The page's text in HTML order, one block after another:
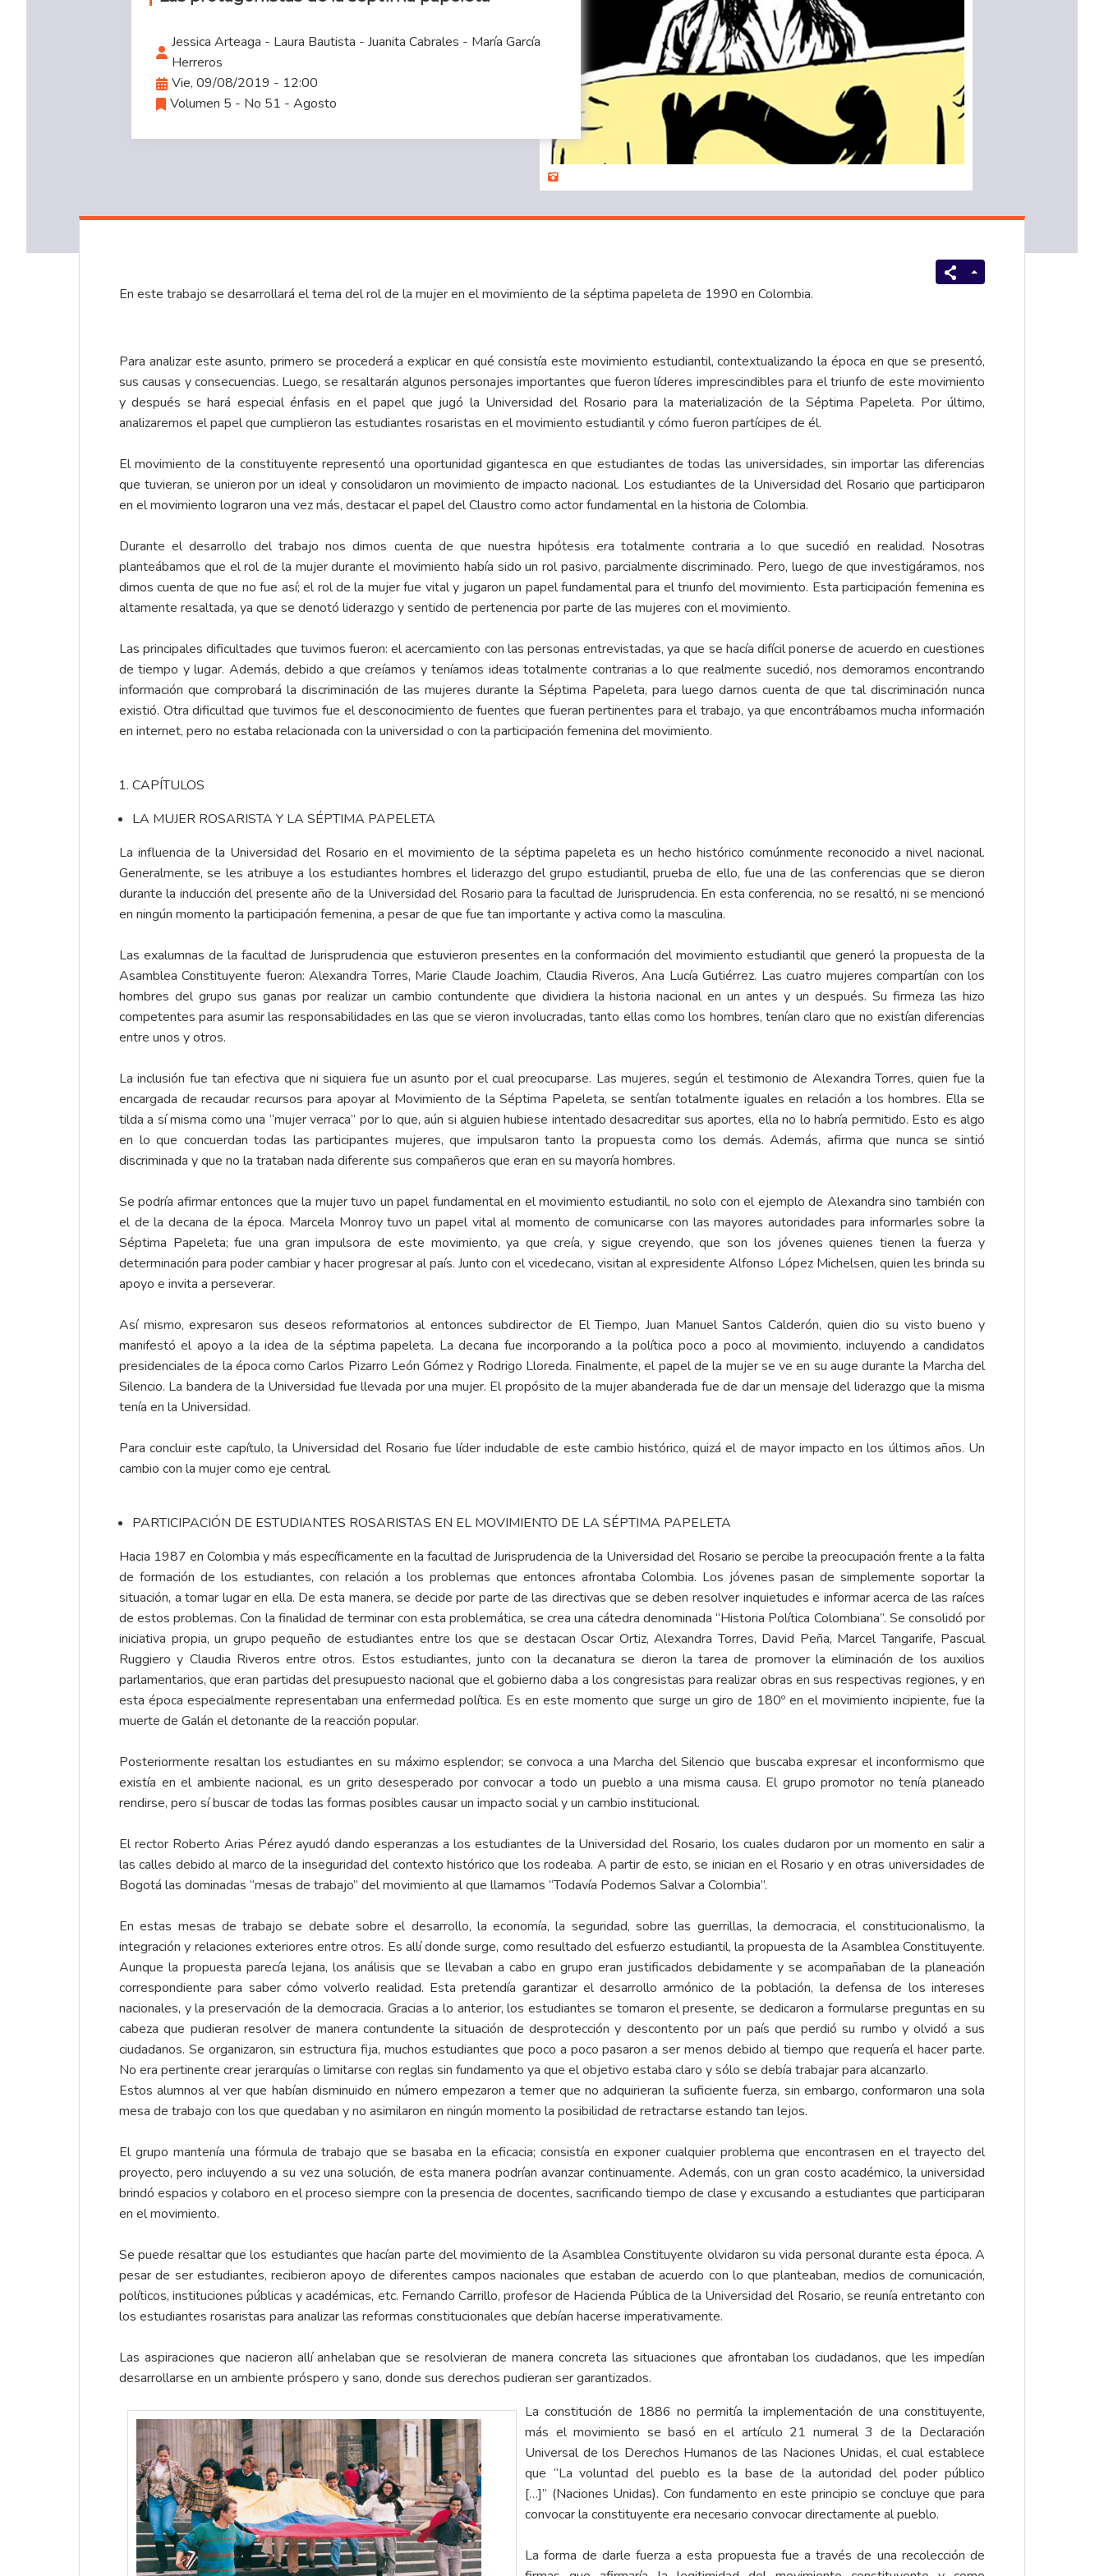
Jessica Arteaga - Laura Bautista - Juanita Cabrales - María García
Herreros
Vie, 09/08/2019 - 12:00
Volumen 5 - No 51 - Agosto
En este trabajo se desarrollará el tema del rol de la mujer en el movimiento de la séptima papeleta de 1990 en Colombia.
Para analizar este asunto, primero se procederá a explicar en qué consistía este movimiento estudiantil, contextualizando la época en que se presentó,
sus causas y consecuencias. Luego, se resaltarán algunos personajes importantes que fueron líderes imprescindibles para el triunfo de este movimiento
y después se hará especial énfasis en el papel que jugó la Universidad del Rosario para la materialización de la Séptima Papeleta. Por último,
analizaremos el papel que cumplieron las estudiantes rosaristas en el movimiento estudiantil y cómo fueron partícipes de él.
El movimiento de la constituyente representó una oportunidad gigantesca en que estudiantes de todas las universidades, sin importar las diferencias
que tuvieran, se unieron por un ideal y consolidaron un movimiento de impacto nacional. Los estudiantes de la Universidad del Rosario que participaron
en el movimiento lograron una vez más, destacar el papel del Claustro como actor fundamental en la historia de Colombia.
Durante el desarrollo del trabajo nos dimos cuenta de que nuestra hipótesis era totalmente contraria a lo que sucedió en realidad. Nosotras
planteábamos que el rol de la mujer durante el movimiento había sido un rol pasivo, parcialmente discriminado. Pero, luego de que investigáramos, nos
dimos cuenta de que no fue así; el rol de la mujer fue vital y jugaron un papel fundamental para el triunfo del movimiento. Esta participación femenina es
altamente resaltada, ya que se denotó liderazgo y sentido de pertenencia por parte de las mujeres con el movimiento.
Las principales dificultades que tuvimos fueron: el acercamiento con las personas entrevistadas, ya que se hacía difícil ponerse de acuerdo en cuestiones
de tiempo y lugar. Además, debido a que creíamos y teníamos ideas totalmente contrarias a lo que realmente sucedió, nos demoramos encontrando
información que comprobará la discriminación de las mujeres durante la Séptima Papeleta, para luego darnos cuenta de que tal discriminación nunca
existió. Otra dificultad que tuvimos fue el desconocimiento de fuentes que fueran pertinentes para el trabajo, ya que encontrábamos mucha información
en internet, pero no estaba relacionada con la universidad o con la participación femenina del movimiento.
CAPÍTULOS
LA MUJER ROSARISTA Y LA SÉPTIMA PAPELETA
La influencia de la Universidad del Rosario en el movimiento de la séptima papeleta es un hecho histórico comúnmente reconocido a nivel nacional.
Generalmente, se les atribuye a los estudiantes hombres el liderazgo del grupo estudiantil, prueba de ello, fue una de las conferencias que se dieron
durante la inducción del presente año de la Universidad del Rosario para la facultad de Jurisprudencia. En esta conferencia, no se resaltó, ni se mencionó
en ningún momento la participación femenina, a pesar de que fue tan importante y activa como la masculina.
Las exalumnas de la facultad de Jurisprudencia que estuvieron presentes en la conformación del movimiento estudiantil que generó la propuesta de la
Asamblea Constituyente fueron: Alexandra Torres, Marie Claude Joachim, Claudia Riveros, Ana Lucía Gutiérrez. Las cuatro mujeres compartían con los
hombres del grupo sus ganas por realizar un cambio contundente que dividiera la historia nacional en un antes y un después. Su firmeza las hizo
competentes para asumir las responsabilidades en las que se vieron involucradas, tanto ellas como los hombres, tenían claro que no existían diferencias
entre unos y otros.
La inclusión fue tan efectiva que ni siquiera fue un asunto por el cual preocuparse. Las mujeres, según el testimonio de Alexandra Torres, quien fue la
encargada de recaudar recursos para apoyar al Movimiento de la Séptima Papeleta, se sentían totalmente iguales en relación a los hombres. Ella se
tilda a sí misma como una “mujer verraca” por lo que, aún si alguien hubiese intentado desacreditar sus aportes, ella no lo habría permitido. Esto es algo
en lo que concuerdan todas las participantes mujeres, que impulsaron tanto la propuesta como los demás. Además, afirma que nunca se sintió
discriminada y que no la trataban nada diferente sus compañeros que eran en su mayoría hombres.
Se podría afirmar entonces que la mujer tuvo un papel fundamental en el movimiento estudiantil, no solo con el ejemplo de Alexandra sino también con
el de la decana de la época. Marcela Monroy tuvo un papel vital al momento de comunicarse con las mayores autoridades para informarles sobre la
Séptima Papeleta; fue una gran impulsora de este movimiento, ya que creía, y sigue creyendo, que son los jóvenes quienes tienen la fuerza y
determinación para poder cambiar y hacer progresar al país. Junto con el vicedecano, visitan al expresidente Alfonso López Michelsen, quien les brinda su
apoyo e invita a perseverar.
Así mismo, expresaron sus deseos reformatorios al entonces subdirector de El Tiempo, Juan Manuel Santos Calderón, quien dio su visto bueno y
manifestó el apoyo a la idea de la séptima papeleta. La decana fue incorporando a la política poco a poco al movimiento, incluyendo a candidatos
presidenciales de la época como Carlos Pizarro León Gómez y Rodrigo Lloreda. Finalmente, el papel de la mujer se ve en su auge durante la Marcha del
Silencio. La bandera de la Universidad fue llevada por una mujer. El propósito de la mujer abanderada fue de dar un mensaje del liderazgo que la misma
tenía en la Universidad.
Para concluir este capítulo, la Universidad del Rosario fue líder indudable de este cambio histórico, quizá el de mayor impacto en los últimos años. Un
cambio con la mujer como eje central.
PARTICIPACIÓN DE ESTUDIANTES ROSARISTAS EN EL MOVIMIENTO DE LA SÉPTIMA PAPELETA
Hacia 1987 en Colombia y más específicamente en la facultad de Jurisprudencia de la Universidad del Rosario se percibe la preocupación frente a la falta
de formación de los estudiantes, con relación a los problemas que entonces afrontaba Colombia. Los jóvenes pasan de simplemente soportar la
situación, a tomar lugar en ella. De esta manera, se decide por parte de las directivas que se deben resolver inquietudes e informar acerca de las raíces
de estos problemas. Con la finalidad de terminar con esta problemática, se crea una cátedra denominada “Historia Política Colombiana”. Se consolidó por
iniciativa propia, un grupo pequeño de estudiantes entre los que se destacan Oscar Ortiz, Alexandra Torres, David Peña, Marcel Tangarife, Pascual
Ruggiero y Claudia Riveros entre otros. Estos estudiantes, junto con la decanatura se dieron la tarea de promover la eliminación de los auxilios
parlamentarios, que eran partidas del presupuesto nacional que el gobierno daba a los congresistas para realizar obras en sus respectivas regiones, y en
esta época especialmente representaban una enfermedad política. Es en este momento que surge un giro de 180º en el movimiento incipiente, fue la
muerte de Galán el detonante de la reacción popular.
Posteriormente resaltan los estudiantes en su máximo esplendor; se convoca a una Marcha del Silencio que buscaba expresar el inconformismo que
existía en el ambiente nacional, es un grito desesperado por convocar a todo un pueblo a una misma causa. El grupo promotor no tenía planeado
rendirse, pero sí buscar de todas las formas posibles causar un impacto social y un cambio institucional.
El rector Roberto Arias Pérez ayudó dando esperanzas a los estudiantes de la Universidad del Rosario, los cuales dudaron por un momento en salir a
las calles debido al marco de la inseguridad del contexto histórico que los rodeaba. A partir de esto, se inician en el Rosario y en otras universidades de
Bogotá las dominadas “mesas de trabajo” del movimiento al que llamamos “Todavía Podemos Salvar a Colombia”.
En estas mesas de trabajo se debate sobre el desarrollo, la economía, la seguridad, sobre las guerrillas, la democracia, el constitucionalismo, la
integración y relaciones exteriores entre otros. Es allí donde surge, como resultado del esfuerzo estudiantil, la propuesta de la Asamblea Constituyente.
Aunque la propuesta parecía lejana, los análisis que se llevaban a cabo en grupo eran justificados debidamente y se acompañaban de la planeación
correspondiente para saber cómo volverlo realidad. Esta pretendía garantizar el desarrollo armónico de la población, la defensa de los intereses
nacionales, y la preservación de la democracia. Gracias a lo anterior, los estudiantes se tomaron el presente, se dedicaron a formularse preguntas en su
cabeza que pudieran resolver de manera contundente la situación de desprotección y descontento por un país que perdió su rumbo y olvidó a sus
ciudadanos. Se organizaron, sin estructura fija, muchos estudiantes que poco a poco pasaron a ser menos debido al tiempo que requería el hacer parte.
No era pertinente crear jerarquías o limitarse con reglas sin fundamento ya que el objetivo estaba claro y sólo se debía trabajar para alcanzarlo.
Estos alumnos al ver que habían disminuido en número empezaron a temer que no adquirieran la suficiente fuerza, sin embargo, conformaron una sola
mesa de trabajo con los que quedaban y no asimilaron en ningún momento la posibilidad de retractarse estando tan lejos.
El grupo mantenía una fórmula de trabajo que se basaba en la eficacia; consistía en exponer cualquier problema que encontrasen en el trayecto del
proyecto, pero incluyendo a su vez una solución, de esta manera podrían avanzar continuamente. Además, con un gran costo académico, la universidad
brindó espacios y colaboro en el proceso siempre con la presencia de docentes, sacrificando tiempo de clase y excusando a estudiantes que participaran
en el movimiento.
Se puede resaltar que los estudiantes que hacían parte del movimiento de la Asamblea Constituyente olvidaron su vida personal durante esta época. A
pesar de ser estudiantes, recibieron apoyo de diferentes campos nacionales que estaban de acuerdo con lo que planteaban, medios de comunicación,
políticos, instituciones públicas y académicas, etc. Fernando Carrillo, profesor de Hacienda Pública de la Universidad del Rosario, se reunía entretanto con
los estudiantes rosaristas para analizar las reformas constitucionales que debían hacerse imperativamente.
Las aspiraciones que nacieron allí anhelaban que se resolvieran de manera concreta las situaciones que afrontaban los ciudadanos, que les impedían
desarrollarse en un ambiente próspero y sano, donde sus derechos pudieran ser garantizados.
La constitución de 1886 no permitía la implementación de una constituyente,
más el movimiento se basó en el artículo 21 numeral 3 de la Declaración
Universal de los Derechos Humanos de las Naciones Unidas, el cual establece
que “La voluntad del pueblo es la base de la autoridad del poder público
[…]” (Naciones Unidas). Con fundamento en este principio se concluye que para
convocar la constituyente era necesario convocar directamente al pueblo.
La forma de darle fuerza a esta propuesta fue a través de una recolección de